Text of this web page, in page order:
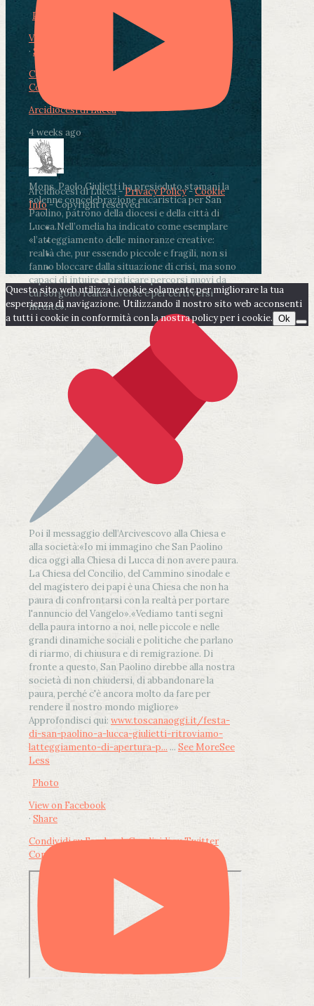
Photo
View on Facebook
· Share
Condividi su Facebook
Condividi su LinkedIn
Arcidiocesi di Lucca
4 weeks ago
Mons. Paolo Giulietti ha presieduto stamani la
solenne concelebrazione eucaristica per San
Paolino, patrono della diocesi e della città di
Lucca.Nell’omelia ha indicato come esemplare
«l’atteggiamento delle minoranze creative:
realtà che, pur essendo piccole e fragili, non si
fanno bloccare dalla situazione di crisi, ma sono
capaci di intuire e praticare percorsi nuovi da
cui sorgono realtà diverse e per certi versi
inedite».
Poi il messaggio dell’Arcivescovo alla Chiesa e
alla società:«Io mi immagino che San Paolino
dica oggi alla Chiesa di Lucca di non avere paura.
La Chiesa del Concilio, del Cammino sinodale e
del magistero dei papi è una Chiesa che non ha
paura di confrontarsi con la realtà per portare
l'annuncio del Vangelo».«Vediamo tanti segni
della paura intorno a noi, nelle piccole e nelle
grandi dinamiche sociali e politiche che parlano
di riarmo, di chiusura e di remigrazione. Di
fronte a questo, San Paolino direbbe alla nostra
società di non chiudersi, di abbandonare la
paura, perché c'è ancora molto da fare per
rendere il nostro mondo migliore»
Approfondisci qui: www.toscanaoggi.it/festa-
di-san-paolino-a-lucca-giulietti-ritroviamo-
latteggiamento-di-apertura-p... ... See MoreSee
Less
Photo
View on Facebook
· Share
Condividi su FacebookCondividi su Twitter
Condividi su LinkedIn
Arcidiocesi di Lucca -Privacy Policy-Cookie
Info- Copyright reserved
Questo sito web utilizza i cookie solamente per migliorare la tua
esperienza di navigazione. Utilizzando il nostro sito web acconsenti
a tutti i cookie in conformità con la nostra policy per i cookie. Ok